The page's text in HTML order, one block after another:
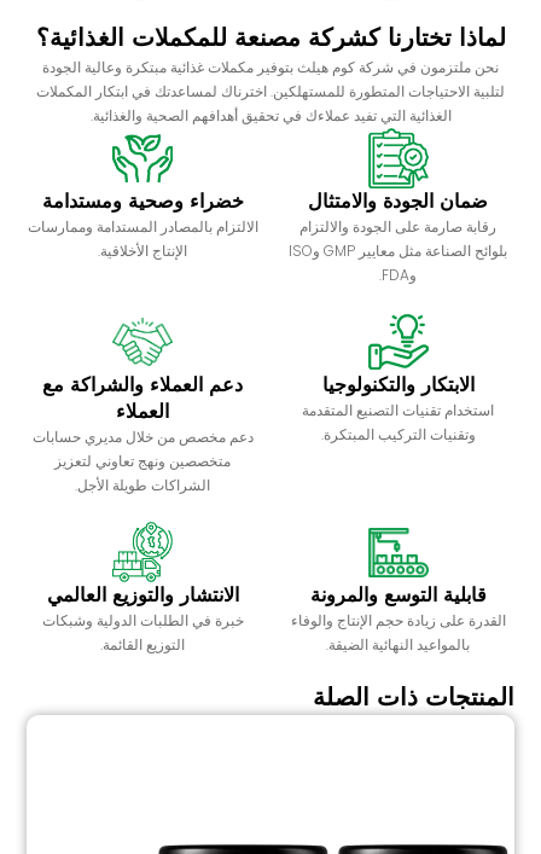
لماذا تختارنا كشركة مصنعة للمكملات الغذائية؟
نحن ملتزمون في شركة كوم هيلث بتوفير مكملات غذائية مبتكرة وعالية الجودة
لتلبية الاحتياجات المتطورة للمستهلكين. اخترناك لمساعدتك في ابتكار المكملات
الغذائية التي تفيد عملاءك في تحقيق أهدافهم الصحية والغذائية.
ضمان الجودة والامتثال
رقابة صارمة على الجودة والالتزام
بلوائح الصناعة مثل معايير GMP وISO
وFDA.
خضراء وصحية ومستدامة
الالتزام بالمصادر المستدامة وممارسات
الإنتاج الأخلاقية.
الابتكار والتكنولوجيا
استخدام تقنيات التصنيع المتقدمة
وتقنيات التركيب المبتكرة.
دعم العملاء والشراكة مع
العملاء
دعم مخصص من خلال مديري حسابات
متخصصين ونهج تعاوني لتعزيز
الشراكات طويلة الأجل.
قابلية التوسع والمرونة
القدرة على زيادة حجم الإنتاج والوفاء
بالمواعيد النهائية الضيقة.
الانتشار والتوزيع العالمي
خبرة في الطلبات الدولية وشبكات
التوزيع القائمة.
المنتجات ذات الصلة